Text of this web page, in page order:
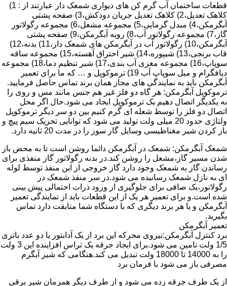
قطعات ساختمان آب گرم کن های دیواری شمعک دار عبارتند از : 1)
کلاهک تعدیل،2) کلاهک تعدیل جریان دودکش،3) صفحه پشتی
آبگرمکن،4) مبدل گرمایی،5) مجموعه مشعل،6) مجموعه رگولاتور
گاز،7) مجموعه رگولاتور آب،8) رویه آبگرمکن،9) صفحه پشتی
آبگرمکن،10) رگولاتور آب در آبگرمکن های شمعک دار،11) بدنه،12)
قاب برنجی،13) شیپوره،14) شیر احتراق آهسته،15) مجموعه ساقه
سوپاپ،16) مجموعه مغزی آب بندی،17) شیر تنظیم دما،18) مجموعه
دیافگرام و میل سوپاپ آب 19) ترموکوپل و … که ما برای تعمیر
آبگرمکن باید به نمایندگی های مجاز همان برند تماس حاصل فرمایید.
ترموکوپل آبگرمکن: هر گاه دو فلز غیر هم جنس مانند مس و روی را
به یکدیگر اتصال دهیم یک ترموکوپل ایجاد می شود.حال اگر محل
اتصال دو فلز را توسط شعله ای گرم کنیم بین دو سر دیگر ترموکوپل
ولتاژی حدود 20 میلی ولت تولید می شود که توانایی تحریک سیم پیچ و
باز کردن شیر مغناطیسی وسایل گاز سوز را در مدت 20 ثانیه دارد.
شمعک آبگرمکن: شمعک در آبگرمکن دائما روشن است تا به محض باز
شدن مسیر گاز،مشعل را روشن کند.در بدنه رگولاتور گاز منفذی برای
رساندن گاز به شمعک وجود دارد گاز خروجی از این منفذ توسط لوله
ای به نازل شمعک رسانیده می شود.در سر منفذ شمعک در
رگولاتور،یک صافی برای جلوگیری از ورود ذرات احتمالی پیش بینی
شده است.و برای تعمیر هر یک از این قطعات باید از نمایندگی تعمیر
آبگرمکن و یا هر برند دیگری که با دستگاه شما متابقت دارد تماس
بگیرید.
تعمیر آبگرمکن
برد کنترل آبگرمکن:نیروی محرکه این برد از یک آدابتور یا دو عدد باتری
1/5 ولت تامین می شود.برای ایجاد جرقه یک تراس افزاینده این 3 ولت
را به 14000 تا 18000 ولت تبدیل می کند.هنگامی که شیر آبگرم
مصرفی باز می شود با فرمان برد
از یک طرف جرقه زده می شود و از طرف دیگر همزمان شیر برقی